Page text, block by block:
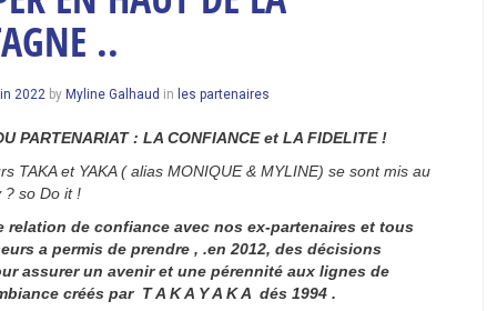
..
2022 15
2022
by Myline Galhaud in les partenaires
PARTENARIAT : LA CONFIANCE et LA FIDELITE !
TAKA et YAKA ( alias MONIQUE & MYLINE) se sont mis au
? so Do it !
relation de confiance avec nos ex-partenaires et tous
a permis de prendre , .en 2012, des décisions
assurer un avenir et une pérennité aux lignes de
créés par T A K A Y A K A dés 1994 .